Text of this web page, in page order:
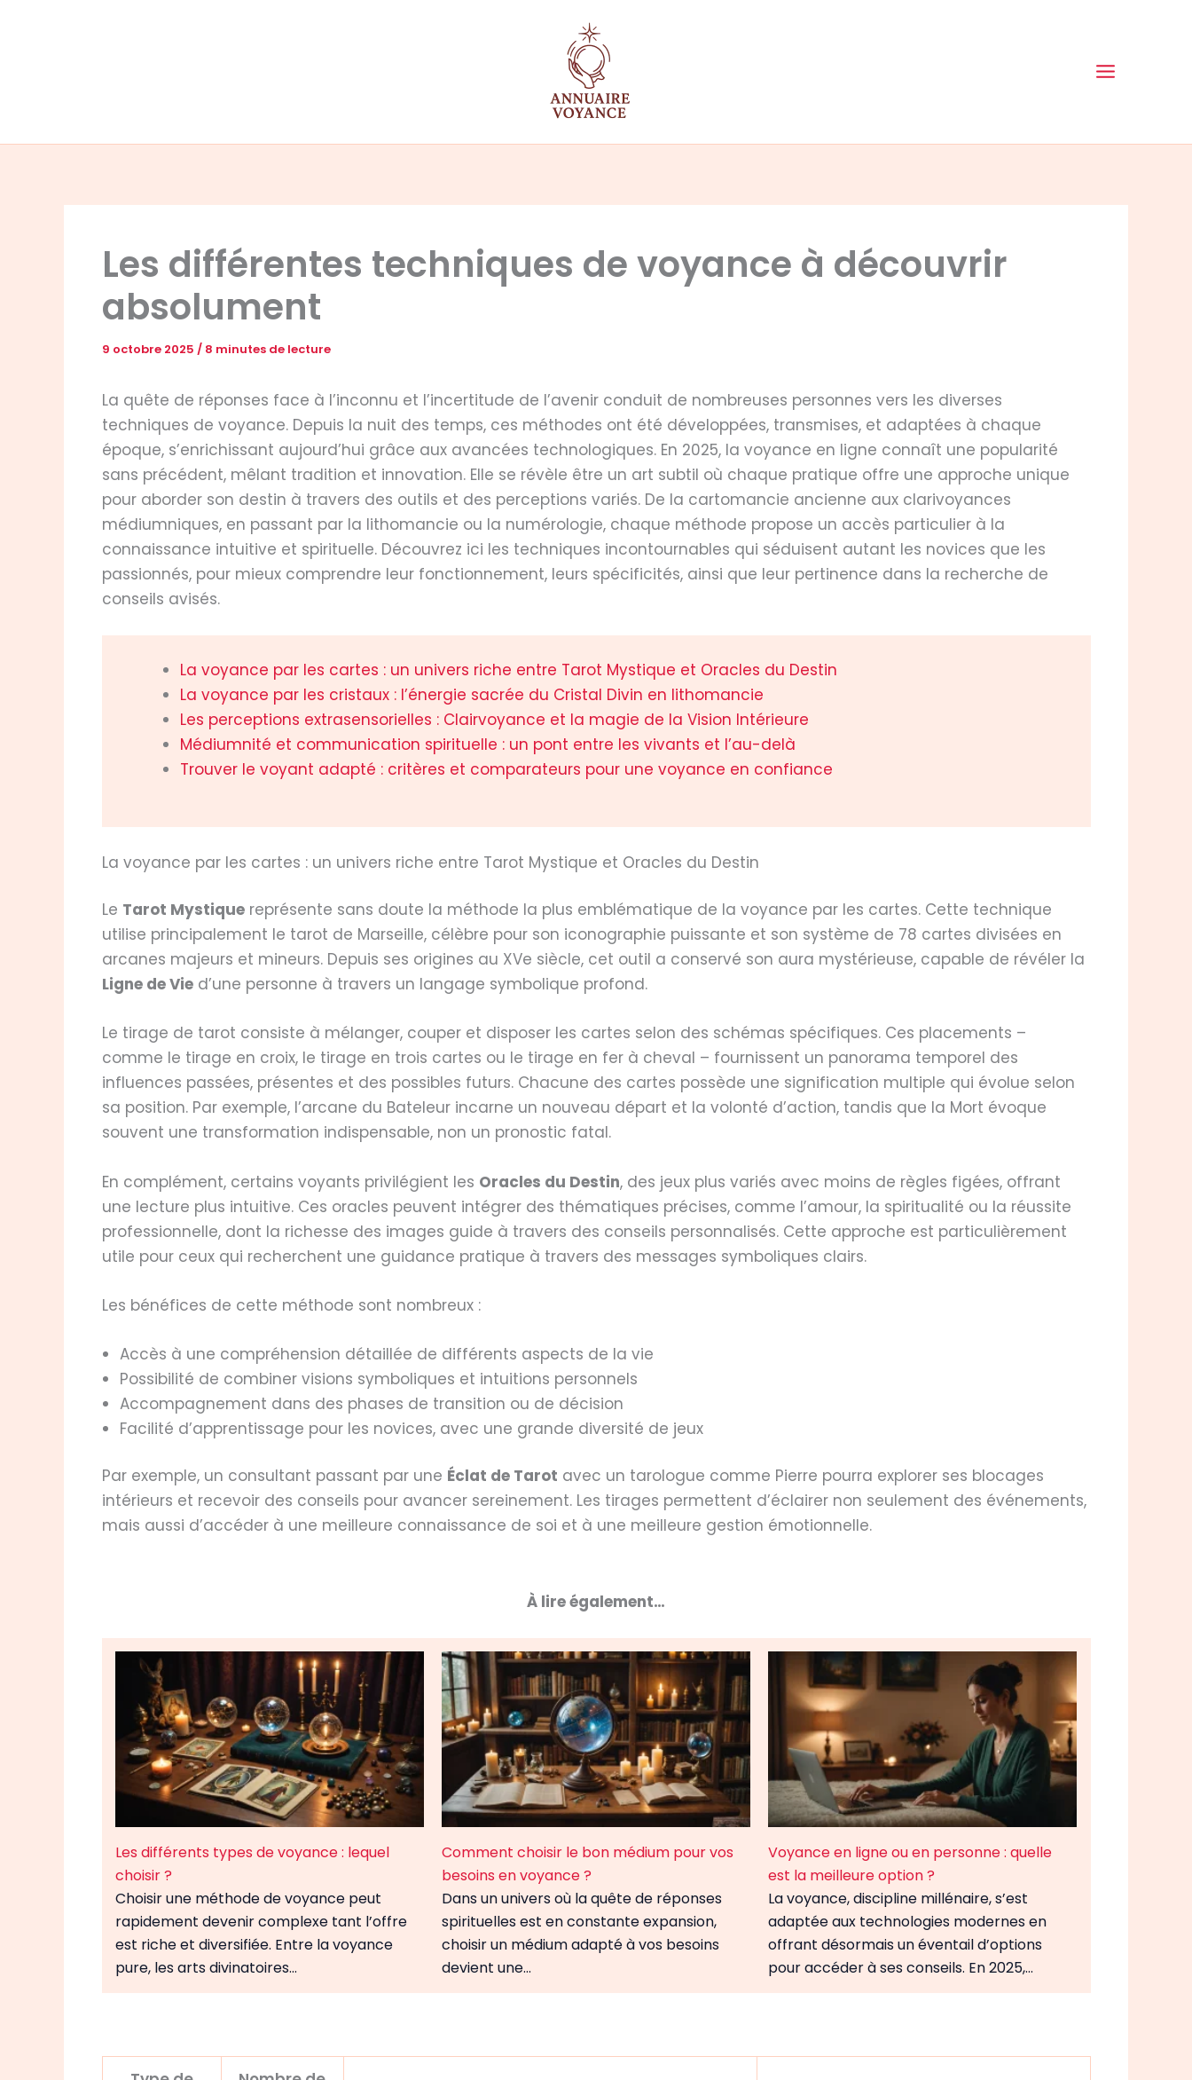
Les différentes techniques de voyance à découvrir
absolument
9 octobre 2025 / 8 minutes de lecture
La quête de réponses face à l’inconnu et l’incertitude de l’avenir conduit de nombreuses personnes vers les diverses
techniques de voyance. Depuis la nuit des temps, ces méthodes ont été développées, transmises, et adaptées à chaque
époque, s’enrichissant aujourd’hui grâce aux avancées technologiques. En 2025, la voyance en ligne connaît une popularité
sans précédent, mêlant tradition et innovation. Elle se révèle être un art subtil où chaque pratique offre une approche unique
pour aborder son destin à travers des outils et des perceptions variés. De la cartomancie ancienne aux clarivoyances
médiumniques, en passant par la lithomancie ou la numérologie, chaque méthode propose un accès particulier à la
connaissance intuitive et spirituelle. Découvrez ici les techniques incontournables qui séduisent autant les novices que les
passionnés, pour mieux comprendre leur fonctionnement, leurs spécificités, ainsi que leur pertinence dans la recherche de
conseils avisés.
La voyance par les cartes : un univers riche entre Tarot Mystique et Oracles du Destin
La voyance par les cristaux : l’énergie sacrée du Cristal Divin en lithomancie
Les perceptions extrasensorielles : Clairvoyance et la magie de la Vision Intérieure
Médiumnité et communication spirituelle : un pont entre les vivants et l’au-delà
Trouver le voyant adapté : critères et comparateurs pour une voyance en confiance
La voyance par les cartes : un univers riche entre Tarot Mystique et Oracles du Destin
Le Tarot Mystiquereprésente sans doute la méthode la plus emblématique de la voyance par les cartes. Cette technique
utilise principalement le tarot de Marseille, célèbre pour son iconographie puissante et son système de 78 cartes divisées en
arcanes majeurs et mineurs. Depuis ses origines au XVe siècle, cet outil a conservé son aura mystérieuse, capable de révéler la
Ligne de Vied’une personne à travers un langage symbolique profond.
Le tirage de tarot consiste à mélanger, couper et disposer les cartes selon des schémas spécifiques. Ces placements –
comme le tirage en croix, le tirage en trois cartes ou le tirage en fer à cheval – fournissent un panorama temporel des
influences passées, présentes et des possibles futurs. Chacune des cartes possède une signification multiple qui évolue selon
sa position. Par exemple, l’arcane du Bateleur incarne un nouveau départ et la volonté d’action, tandis que la Mort évoque
souvent une transformation indispensable, non un pronostic fatal.
En complément, certains voyants privilégient les Oracles du Destin, des jeux plus variés avec moins de règles figées, offrant
une lecture plus intuitive. Ces oracles peuvent intégrer des thématiques précises, comme l’amour, la spiritualité ou la réussite
professionnelle, dont la richesse des images guide à travers des conseils personnalisés. Cette approche est particulièrement
utile pour ceux qui recherchent une guidance pratique à travers des messages symboliques clairs.
Les bénéfices de cette méthode sont nombreux :
Accès à une compréhension détaillée de différents aspects de la vie
Possibilité de combiner visions symboliques et intuitions personnels
Accompagnement dans des phases de transition ou de décision
Facilité d’apprentissage pour les novices, avec une grande diversité de jeux
Par exemple, un consultant passant par une Éclat de Tarot avec un tarologue comme Pierre pourra explorer ses blocages
intérieurs et recevoir des conseils pour avancer sereinement. Les tirages permettent d’éclairer non seulement des événements,
mais aussi d’accéder à une meilleure connaissance de soi et à une meilleure gestion émotionnelle.
À lire également…
Les différents types de voyance : lequel
choisir ?
Choisir une méthode de voyance peut
rapidement devenir complexe tant l’offre
est riche et diversifiée. Entre la voyance
pure, les arts divinatoires…
Comment choisir le bon médium pour vos
besoins en voyance ?
Dans un univers où la quête de réponses
spirituelles est en constante expansion,
choisir un médium adapté à vos besoins
devient une…
Voyance en ligne ou en personne : quelle
est la meilleure option ?
La voyance, discipline millénaire, s’est
adaptée aux technologies modernes en
offrant désormais un éventail d’options
pour accéder à ses conseils. En 2025,…